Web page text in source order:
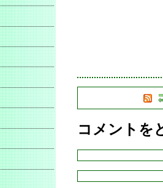
コメントを